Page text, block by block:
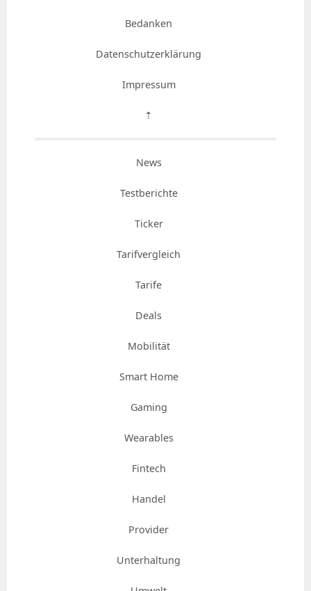
Bedanken
Datenschutzerklärung
Impressum
⇡
News
Testberichte
Ticker
Tarifvergleich
Tarife
Deals
Mobilität
Smart Home
Gaming
Wearables
Fintech
Handel
Provider
Unterhaltung